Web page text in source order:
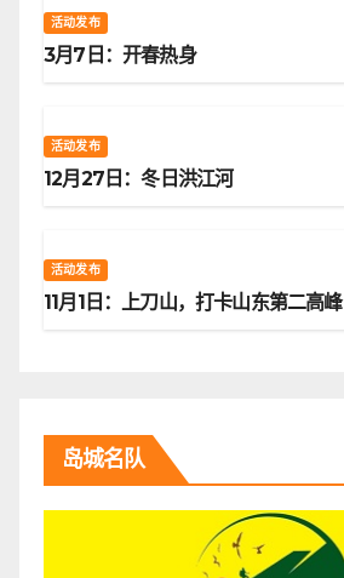
活动发布
3月7日：开春热身
活动发布
12月27日：冬日洪江河
活动发布
11月1日：上刀山，打卡山东第二高峰
岛城名队